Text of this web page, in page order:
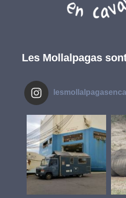
Les Mollalpagas